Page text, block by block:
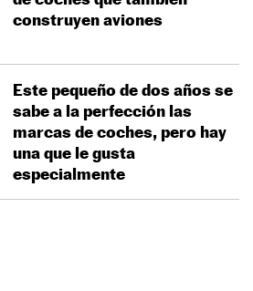
construyen aviones
Este pequeño de dos años se
sabe a la perfección las
marcas de coches, pero hay
una que le gusta
especialmente